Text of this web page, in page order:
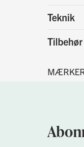
Teknik
Tilbehør